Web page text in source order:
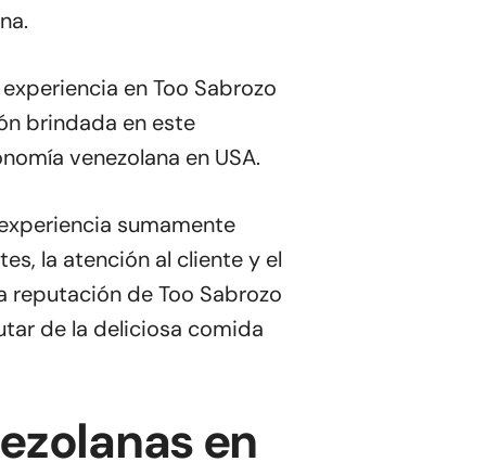
en Too Sabrozo
brindada en este
venezolana en USA.
sumamente
la atención al cliente y el
de Too Sabrozo
de la deliciosa comida
en